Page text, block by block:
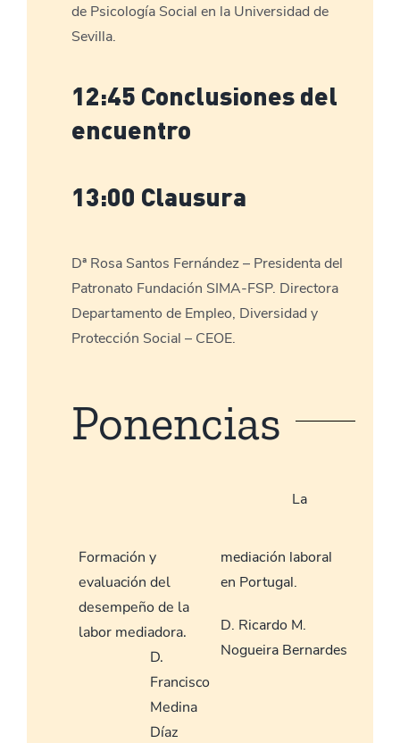
de Psicología Social en la Universidad de
Sevilla.
12:45 Conclusiones del
encuentro
13:00 Clausura
Dª Rosa Santos Fernández – Presidenta del
Patronato Fundación SIMA-FSP. Directora
Departamento de Empleo, Diversidad y
Protección Social – CEOE.
Ponencias
Formación y
evaluación del
desempeño de la
labor mediadora.
D.
Francisco
Medina
Díaz
La
mediación laboral
en Portugal.
D. Ricardo M.
Nogueira Bernardes